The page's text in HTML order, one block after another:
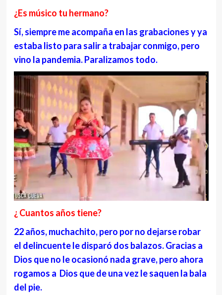
¿Es músico tu hermano?
Sí, siempreme acompaña en las grabaciones y ya
estaba listo para salir a trabajar conmigo, pero
vino la pandemia. Paralizamos todo.
¿ Cuantos años tiene?
22 años, muchachito, pero por no dejarse robar
el delincuente le disparó dos balazos. Gracias a
Dios que no le ocasionó nada grave, pero ahora
rogamos a Dios que de una vez le saquen la bala
del pie.